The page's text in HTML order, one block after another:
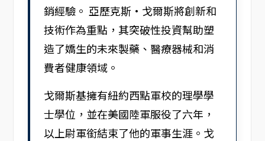
銷經驗。 亞歷克斯·戈爾斯將創新和
技術作為重點，其突破性投資幫助塑
造了嬌生的未來製藥、醫療器械和消
費者健康領域。
戈爾斯基擁有紐約西點軍校的理學學
士學位，並在美國陸軍服役了六年，
以上尉軍銜結束了他的軍事生涯。戈